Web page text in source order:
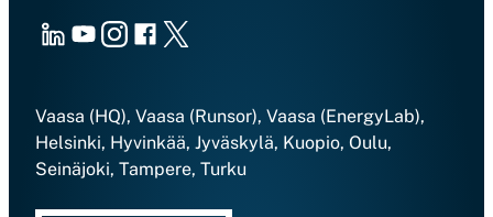
LinkedInYoutubeInstagram
Facebook
X
Vaasa (HQ), Vaasa (Runsor), Vaasa (EnergyLab),
Helsinki, Hyvinkää, Jyväskylä, Kuopio, Oulu,
Seinäjoki, Tampere, Turku